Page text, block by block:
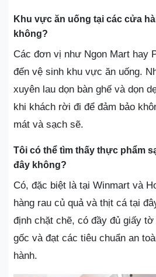
Khu vực ăn uống tại các cửa
không?
Các đơn vị như Ngon Mart hay
đến vệ sinh khu vực ăn uống.
xuyên lau dọn bàn ghế và dọn
khi khách rời đi để đảm bảo
mát và sạch sẽ.
Tôi có thể tìm thấy thực phẩm
đây không?
Có, đặc biệt là tại Winmart và
hàng rau củ quả và thịt cá tại
định chặt chẽ, có đầy đủ giấy
gốc và đạt các tiêu chuẩn an
hành.